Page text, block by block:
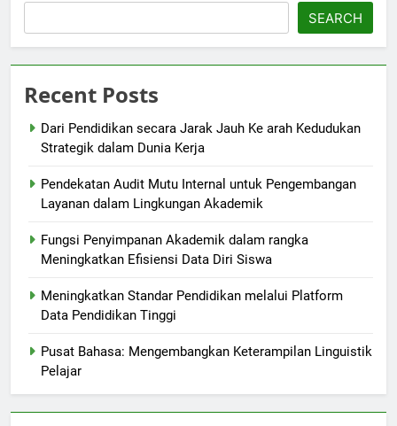
SEARCH
Recent Posts
Dari Pendidikan secara Jarak Jauh Ke arah Kedudukan
Strategik dalam Dunia Kerja
Pendekatan Audit Mutu Internal untuk Pengembangan
Layanan dalam Lingkungan Akademik
Fungsi Penyimpanan Akademik dalam rangka
Meningkatkan Efisiensi Data Diri Siswa
Meningkatkan Standar Pendidikan melalui Platform
Data Pendidikan Tinggi
Pusat Bahasa: Mengembangkan Keterampilan Linguistik
Pelajar